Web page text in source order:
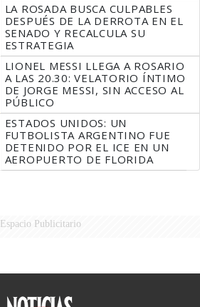
LA ROSADA BUSCA CULPABLES
DESPUÉS DE LA DERROTA EN EL
SENADO Y RECALCULA SU
ESTRATEGIA
LIONEL MESSI LLEGA A ROSARIO
A LAS 20.30: VELATORIO ÍNTIMO
DE JORGE MESSI, SIN ACCESO AL
PÚBLICO
ESTADOS UNIDOS: UN
FUTBOLISTA ARGENTINO FUE
DETENIDO POR EL ICE EN UN
AEROPUERTO DE FLORIDA
Espacio Publicitario